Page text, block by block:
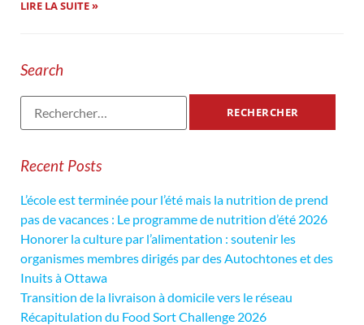
LIRE LA SUITE »
Search
Recent Posts
L’école est terminée pour l’été mais la nutrition de prend
pas de vacances : Le programme de nutrition d’été 2026
Honorer la culture par l’alimentation : soutenir les
organismes membres dirigés par des Autochtones et des
Inuits à Ottawa
Transition de la livraison à domicile vers le réseau
Récapitulation du Food Sort Challenge 2026